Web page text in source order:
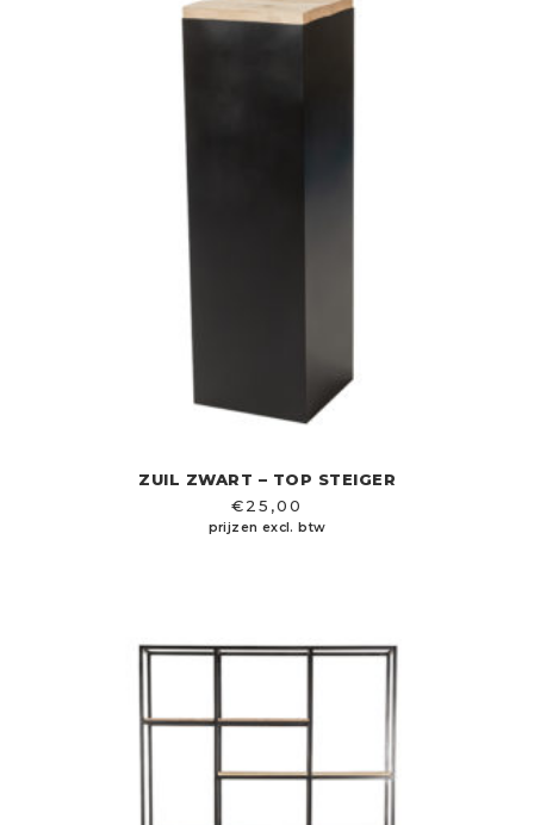
ZUIL ZWART – TOP STEIGER
€25,00
prijzen excl. btw